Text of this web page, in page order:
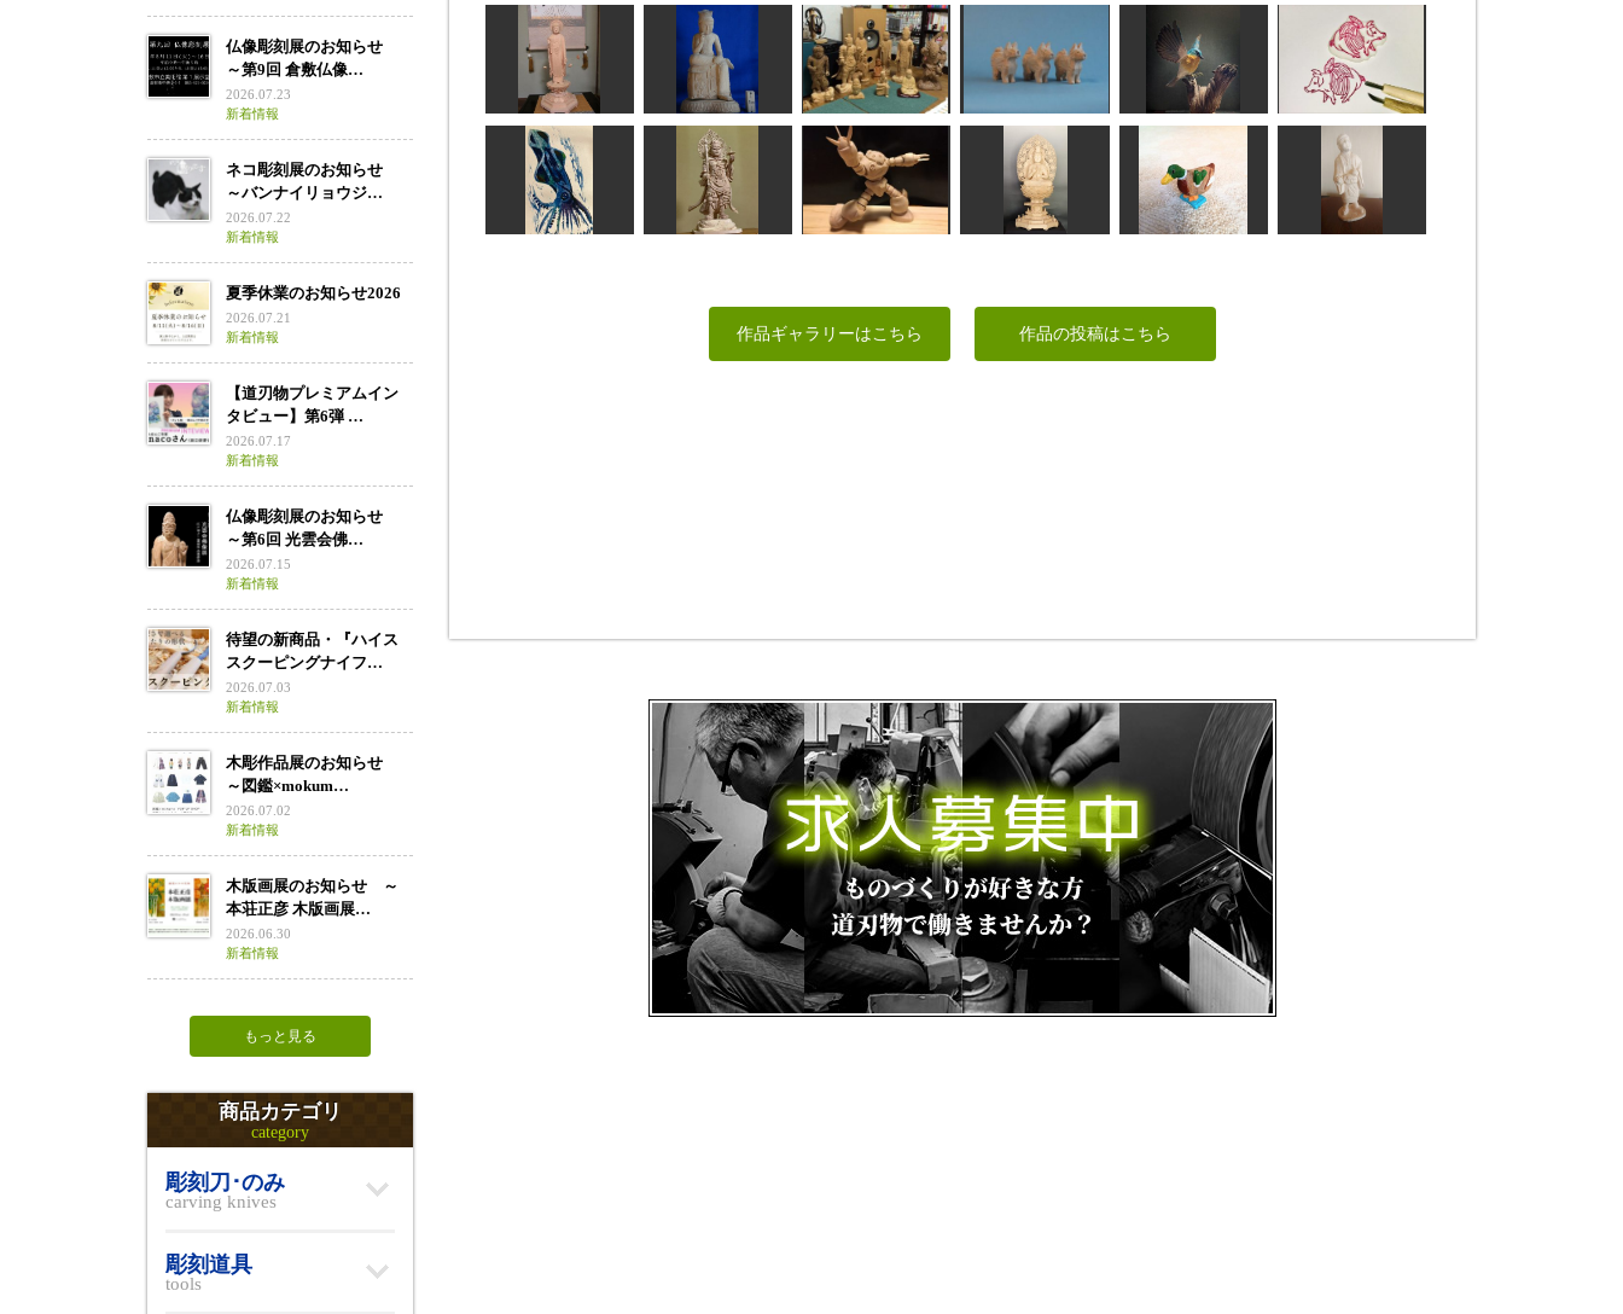
ほこら地蔵
sigesama
飛ぶゆでたまご
すずめようこ
干支 午
合之内麻呂
吉祥天像 年賀状「寅」10
道刃物★所蔵参考作品
いねむり一休さん
ta-chann
阿弥陀如来立像（浄
土真宗お東）
圭峰
弥勒菩薩像
ta-chann
仏像たち
なんぺい
戌
合之内 麻呂
ルリツグミ
MINI
動物はんこ ブタ
リボン
mikanko
毘沙門天 ズゴック
しょんつぁん
聖観音座像
彫マサ
鴨が葱を背負ってく
作品ギャラリーはこちら 作品の投稿はこちら
仏像彫刻展のお知らせ
～第9回 倉敷仏像…
2026.07.23
新着情報
ネコ彫刻展のお知らせ
～バンナイリョウジ…
2026.07.22
新着情報
夏季休業のお知らせ2026
2026.07.21
新着情報
【道刃物プレミアムイン
タビュー】第6弾 …
2026.07.17
新着情報
仏像彫刻展のお知らせ
～第6回 光雲会佛…
2026.07.15
新着情報
待望の新商品・『ハイス
スクーピングナイフ…
2026.07.03
新着情報
木彫作品展のお知らせ
～図鑑×mokum…
2026.07.02
新着情報
木版画展のお知らせ ～
本荘正彦 木版画展…
2026.06.30
新着情報
もっと見る
商品カテゴリ
category
彫刻刀･のみ
carving knives
彫刻道具
tools